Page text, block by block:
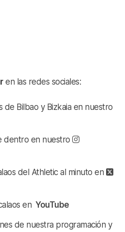
en las redes sociales:
de Bilbao y Bizkaia en nuestro
dentro en nuestro
del Athletic al minuto en
en YouTube
de nuestra programación y